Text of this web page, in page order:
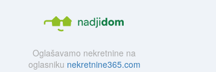
Oglašavamo nekretnine na
oglasniku nekretnine365.com